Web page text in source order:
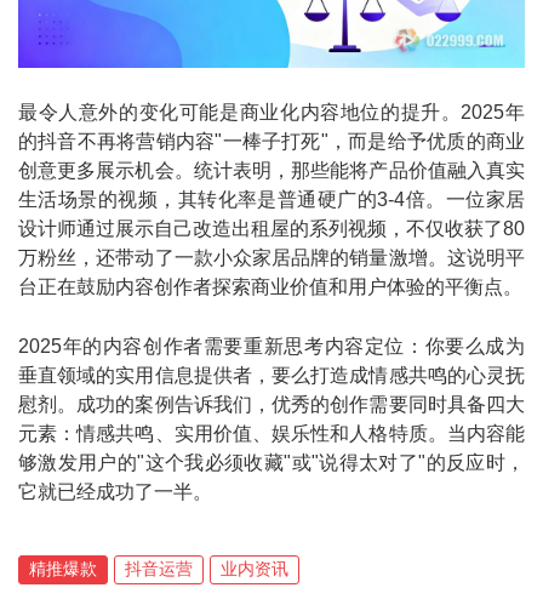
最令人意外的变化可能是商业化内容地位的提升。2025年
的抖音不再将营销内容"一棒子打死"，而是给予优质的商业
创意更多展示机会。统计表明，那些能将产品价值融入真实
生活场景的视频，其转化率是普通硬广的3-4倍。一位家居
设计师通过展示自己改造出租屋的系列视频，不仅收获了80
万粉丝，还带动了一款小众家居品牌的销量激增。这说明平
台正在鼓励内容创作者探索商业价值和用户体验的平衡点。
2025年的内容创作者需要重新思考内容定位：你要么成为
垂直领域的实用信息提供者，要么打造成情感共鸣的心灵抚
慰剂。成功的案例告诉我们，优秀的创作需要同时具备四大
元素：情感共鸣、实用价值、娱乐性和人格特质。当内容能
够激发用户的"这个我必须收藏"或"说得太对了"的反应时，
它就已经成功了一半。
精推爆款 抖音运营 业内资讯